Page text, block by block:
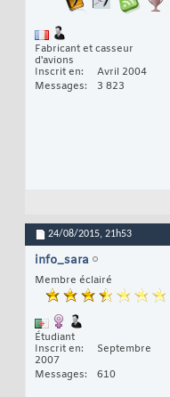
Fabricant et casseur
d'avions
Inscrit en
Avril 2004
Messages
3 823
24/08/2015, 21h53
info_sara
Membre éclairé
Étudiant
Inscrit en
Septembre
2007
Messages
610